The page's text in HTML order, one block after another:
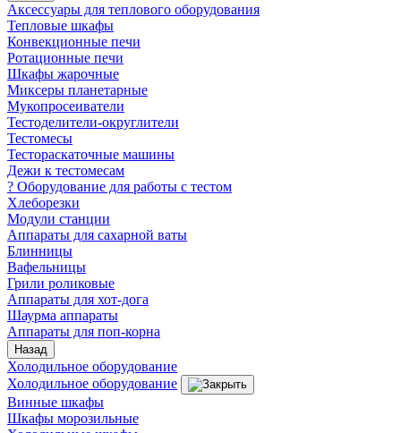
Аксессуары для теплового оборудования
Тепловые шкафы
Конвекционные печи
Ротационные печи
Шкафы жарочные
Миксеры планетарные
Мукопросеиватели
Тестоделители-округлители
Тестомесы
Тестораскаточные машины
Дежи к тестомесам
? Оборудование для работы с тестом
Хлеборезки
Модули станции
Аппараты для сахарной ваты
Блинницы
Вафельницы
Грили роликовые
Аппараты для хот-дога
Шаурма аппараты
Аппараты для поп-корна
Назад
Холодильное оборудование
Холодильное оборудование
Винные шкафы
Шкафы морозильные